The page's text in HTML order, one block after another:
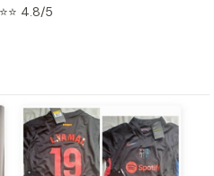
4.8/5